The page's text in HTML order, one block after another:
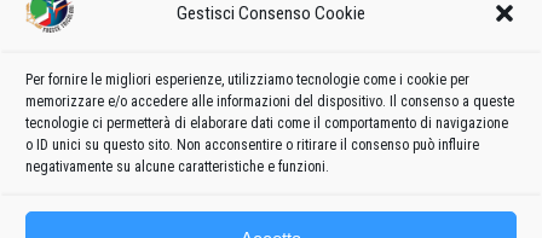
Gestisci Consenso Cookie
Per fornire le migliori esperienze, utilizziamo tecnologie come i cookie per
memorizzare e/o accedere alle informazioni del dispositivo. Il consenso a queste
tecnologie ci permetterà di elaborare dati come il comportamento di navigazione
o ID unici su questo sito. Non acconsentire o ritirare il consenso può influire
negativamente su alcune caratteristiche e funzioni.
colonnello dello Stato Maggiore che viene a fare le sei ore e a
← 1 2